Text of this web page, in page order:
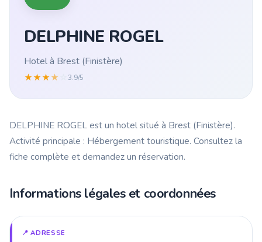
DELPHINE ROGEL
Hotel à Brest (Finistère)
★★★★ 3.9/5
DELPHINE ROGEL est un hotel situé à Brest (Finistère).
Activité principale : Hébergement touristique. Consultez la
fiche complète et demandez un réservation.
Informations légales et coordonnées
📍 ADRESSE